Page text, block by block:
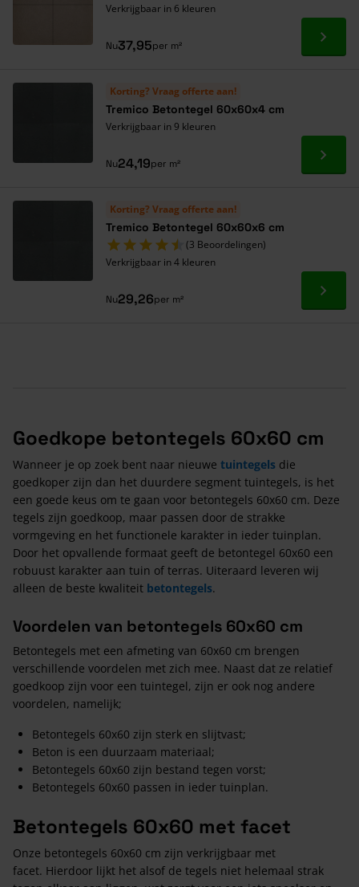
Verkrijgbaar in 6 kleuren
Nu37,95per m² Ga
Korting? Vraag offerte aan!
Tremico Betontegel 60x60x4 cm
Verkrijgbaar in 9 kleuren
Nu24,19per m² Ga
Korting? Vraag offerte aan!
Tremico Betontegel 60x60x6 cm
(3 Beoordelingen)
Verkrijgbaar in 4 kleuren
Nu29,26per m² Ga
Goedkope betontegels 60x60 cm
Wanneer je op zoek bent naar nieuwe tuintegels die
goedkoper zijn dan het duurdere segment tuintegels, is het
een goede keus om te gaan voor betontegels 60x60 cm. Deze
tegels zijn goedkoop, maar passen door de strakke
vormgeving en het functionele karakter in ieder tuinplan.
Door het opvallende formaat geeft de betontegel 60x60 een
robuust karakter aan tuin of terras. Uiteraard leveren wij
alleen de beste kwaliteit betontegels.
Voordelen van betontegels 60x60 cm
Betontegels met een afmeting van 60x60 cm brengen
verschillende voordelen met zich mee. Naast dat ze relatief
goedkoop zijn voor een tuintegel, zijn er ook nog andere
voordelen, namelijk;
Betontegels 60x60 zijn sterk en slijtvast;
Beton is een duurzaam materiaal;
Betontegels 60x60 zijn bestand tegen vorst;
Betontegels 60x60 passen in ieder tuinplan.
Betontegels 60x60 met facet
Onze betontegels 60x60 cm zijn verkrijgbaar met
facet. Hierdoor lijkt het alsof de tegels niet helemaal strak